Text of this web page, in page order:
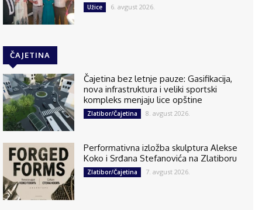
Užice 6. avgust 2026.
ČAJETINA
Čajetina bez letnje pauze: Gasifikacija,
nova infrastruktura i veliki sportski
kompleks menjaju lice opštine
Zlatibor/Čajetina 8. avgust 2026.
Performativna izložba skulptura Alekse
Koko i Srđana Stefanovića na Zlatiboru
Zlatibor/Čajetina 7. avgust 2026.